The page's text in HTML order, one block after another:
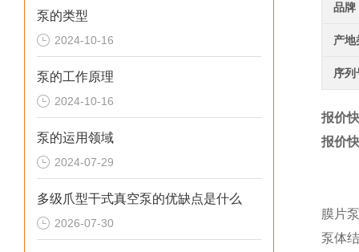
泵的类型
2024-10-16
泵的工作原理
2024-10-16
泵的运用领域
2024-07-29
多级爪型干式真空泵的优缺点是什么
2026-07-30
品牌
产地
序列
报价
报价
膜片
泵体